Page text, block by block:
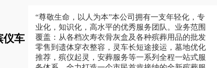
仪车
“尊敬生命，以人为本”本公司拥有一支年轻化，专
业化，知识化，高水平的优秀服务团队。业务范围
覆盖：从各档次寿衣骨灰盒及各种殡葬用品的批发
零售到遗体穿衣整容，灵车长短途接运，墓地优化
推荐，殡仪起灵，安葬服务等一系列全程一站式服